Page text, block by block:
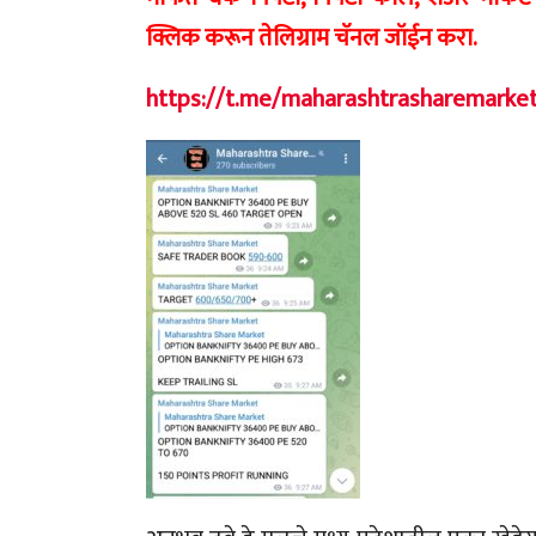
क्लिक करून तेलिग्राम चॅनल जॉईन करा.
https://t.me/